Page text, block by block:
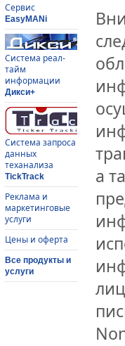
Сервис
EasyMANi
Система реал-
тайм
информации
Дикси+
Система запроса
данных
теханализа
TickTrack
Реклама и
маркетинговые
услуги
Цены и оферта
Все продукты и
услуги
а